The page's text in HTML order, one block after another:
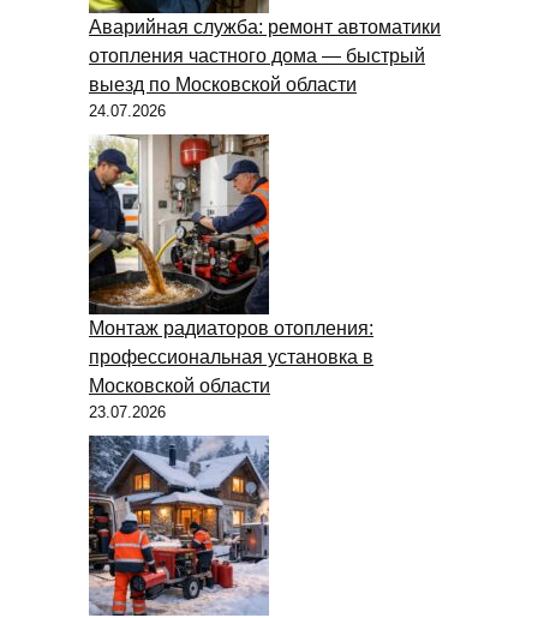
Аварийная служба: ремонт автоматики
отопления частного дома — быстрый
выезд по Московской области
24.07.2026
Монтаж радиаторов отопления:
профессиональная установка в
Московской области
23.07.2026